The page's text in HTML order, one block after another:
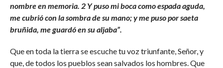
nombre en memoria. 2 Y puso mi boca como espada aguda,
me cubrió con la sombra de su mano; y me puso por saeta
bruñida, me guardó en su aljaba”.
Que en toda la tierra se escuche tu voz triunfante, Señor, y
que, de todos los pueblos sean salvados los hombres. Que